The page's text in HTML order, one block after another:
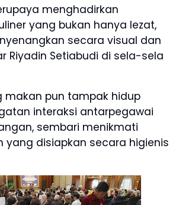
menghadirkan
yang bukan hanya lezat,
secara visual dan
Riyadin Setiabudi di sela-sela
makan pun tampak hidup
interaksi antarpegawai
sembari menikmati
yang disiapkan secara higienis